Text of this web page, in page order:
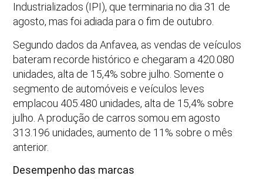
Industrializados (IPI), que terminaria no dia 31 de
agosto, mas foi adiada para o fim de outubro.
Segundo dados da Anfavea, as vendas de veículos
bateram recorde histórico e chegaram a 420.080
unidades, alta de 15,4% sobre julho. Somente o
segmento de automóveis e veículos leves
emplacou 405.480 unidades, alta de 15,4% sobre
julho. A produção de carros somou em agosto
313.196 unidades, aumento de 11% sobre o mês
anterior.
Desempenho das marcas